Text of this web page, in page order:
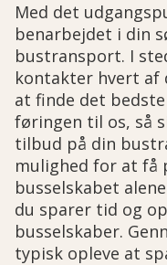
Med det
benarbejdet i din
bustransport. I
kontakter hvert af
at finde det
føringen til os, så
tilbud på din
mulighed for at få
busselskabet
du sparer tid og
busselskaber.
typisk opleve at